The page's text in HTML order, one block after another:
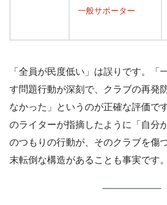
一般サポーター
「全員が民度低い」は誤りです。「
す問題行動が深刻で、クラブの再発
なかった」というのが正確な評価で
のライターが指摘したように「自分
のつもりの行動が、そのクラブを傷
末転倒な構造があることも事実です。